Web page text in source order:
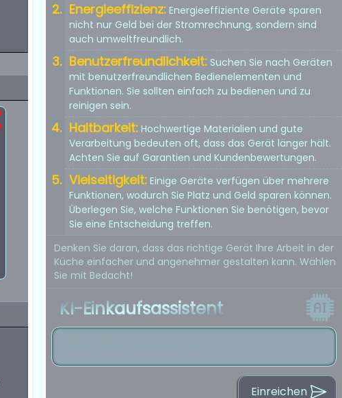
Energieeffizienz: Energieeffiziente Geräte sparen
nicht nur Geld bei der Stromrechnung, sondern sind
auch umweltfreundlich.
Benutzerfreundlichkeit: Suchen Sie nach Geräten
mit benutzerfreundlichen Bedienelementen und
Funktionen. Sie sollten einfach zu bedienen und zu
reinigen sein.
Haltbarkeit: Hochwertige Materialien und gute
Verarbeitung bedeuten oft, dass das Gerät länger hält.
Achten Sie auf Garantien und Kundenbewertungen.
Vielseitigkeit: Einige Geräte verfügen über mehrere
Funktionen, wodurch Sie Platz und Geld sparen können.
Überlegen Sie, welche Funktionen Sie benötigen, bevor
Sie eine Entscheidung treffen.
Denken Sie daran, dass das richtige Gerät Ihre Arbeit in der
Küche einfacher und angenehmer gestalten kann. Wählen
Sie mit Bedacht!
KI-Einkaufsassistent
Einreichen